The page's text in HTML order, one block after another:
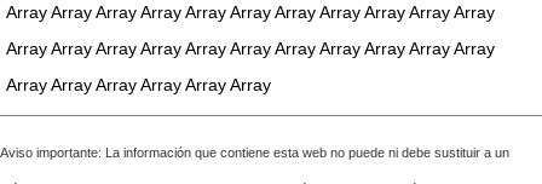
Array Array Array Array Array Array Array Array Array Array Array
Array Array Array Array Array Array Array Array Array Array Array
Array Array Array Array Array Array
Aviso importante: La información que contiene esta web no puede ni debe sustituir a un